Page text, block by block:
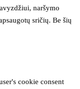
naršymo
sričių. Be šių
cookie consent